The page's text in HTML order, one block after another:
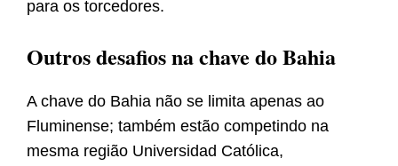
para os torcedores.
Outros desafios na chave do Bahia
A chave do Bahia não se limita apenas ao
Fluminense; também estão competindo na
mesma região Universidad Católica,